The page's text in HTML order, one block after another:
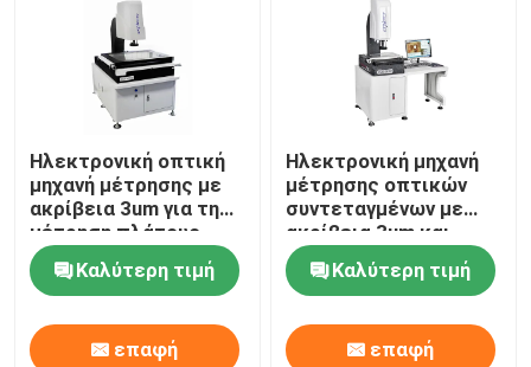
Ηλεκτρονική οπτική
μηχανή μέτρησης με
ακρίβεια 3um για τη
μέτρηση πλάτους
γραμμής ITO/TFT και
χειροκίνητη ρύθμιση
ταχύτητας
Καλύτερη τιμή
επαφή
Ηλεκτρονική μηχανή
μέτρησης οπτικών
συντεταγμένων με
ακρίβεια 3um και
χειροκίνητο έλεγχο
για ακριβή μέτρηση
Καλύτερη τιμή
επαφή